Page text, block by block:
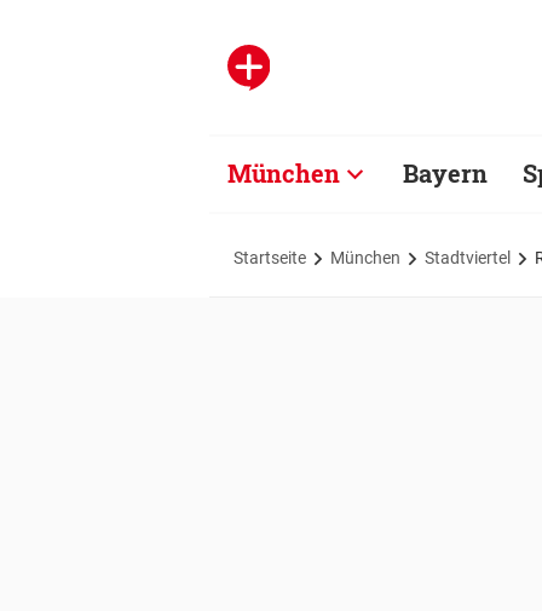
München Bayern
Startseite München Stadtviertel